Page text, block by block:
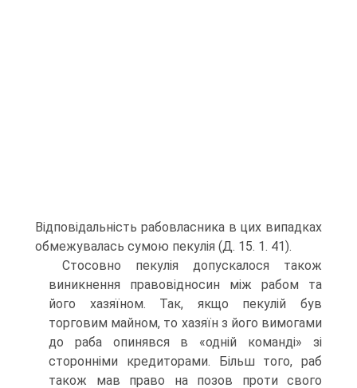
Відповідальність рабовласника в цих випадках
обмежувалась сумою пекулія (Д. 15. 1. 41).
Стосовно пекулія допускалося також
виникнення правовідносин між рабом та
його хазяїном. Так, якщо пекулій був
торговим майном, то хазяїн з його вимогами
до раба опинявся в «одній команді» зі
сторонніми кредиторами. Більш того, раб
також мав право на позов проти свого